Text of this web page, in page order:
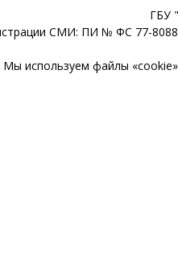
ГБУ
СМИ: ПИ № ФС 77-
Мы используем файлы «cookie»